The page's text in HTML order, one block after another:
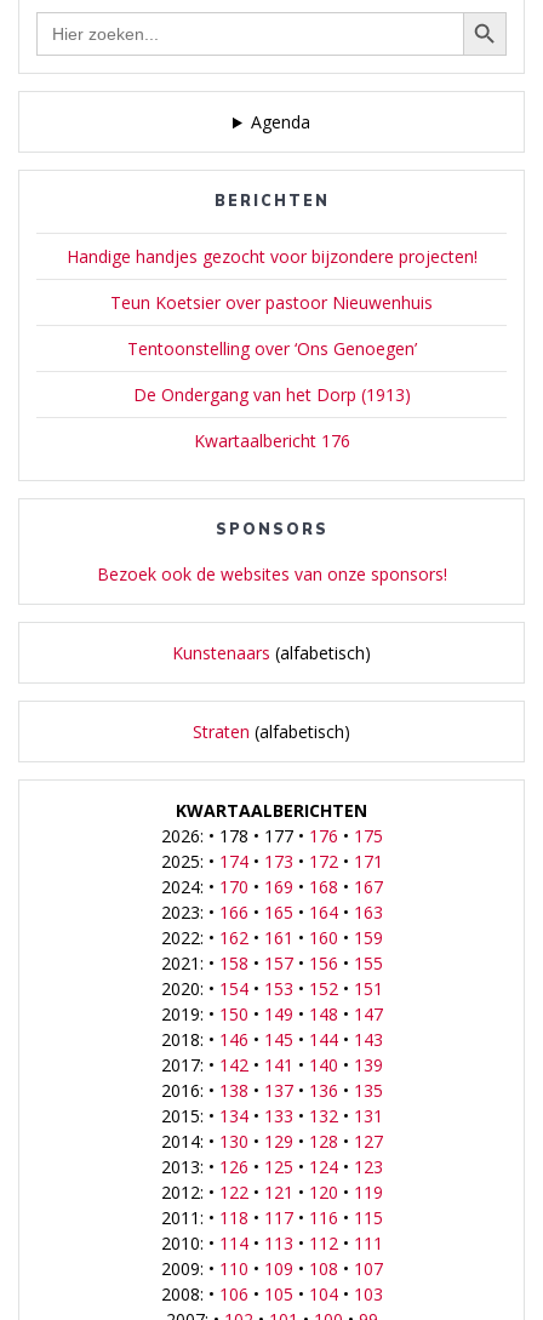
Zoek Zoekknop
Agenda
BERICHTEN
Handige handjes gezocht voor bijzondere projecten!
Teun Koetsier over pastoor Nieuwenhuis
Tentoonstelling over ‘Ons Genoegen’
De Ondergang van het Dorp (1913)
Kwartaalbericht 176
SPONSORS
Bezoek ook de websites van onze sponsors!
Kunstenaars (alfabetisch)
Straten (alfabetisch)
KWARTAALBERICHTEN
2026: • 178 • 177 • 176 • 175
2025: • 174• 173 • 172• 171
2024: • 170 • 169 • 168 • 167
2023: • 166 • 165 • 164• 163
2022: • 162• 161 • 160 • 159
2021: • 158 • 157• 156 • 155
2020: • 154• 153 • 152• 151
2019: • 150 • 149 • 148 • 147
2018: • 146 • 145 • 144• 143
2017: • 142• 141 • 140 • 139
2016: • 138 • 137• 136 • 135
2015: • 134• 133 • 132• 131
2014: • 130 • 129 • 128 • 127
2013: • 126 • 125 • 124• 123
2012: • 122• 121 • 120 • 119
2011: • 118 • 117• 116 • 115
2010: • 114• 113 • 112• 111
2009: • 110 • 109 • 108 • 107
2008: • 106 • 105 • 104• 103